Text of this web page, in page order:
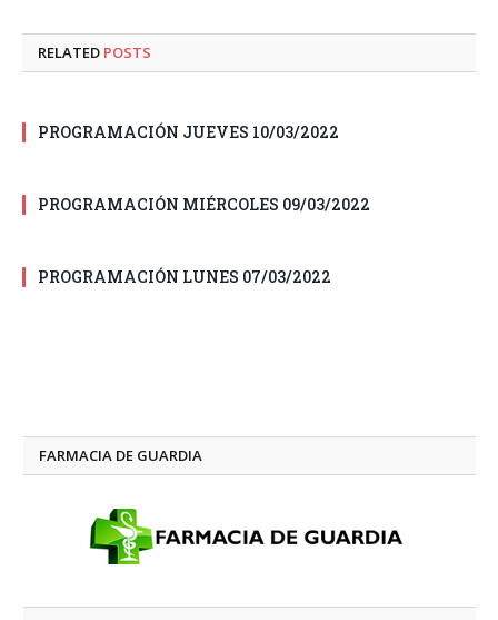
RELATED POSTS
PROGRAMACIÓN JUEVES 10/03/2022
PROGRAMACIÓN MIÉRCOLES 09/03/2022
PROGRAMACIÓN LUNES 07/03/2022
FARMACIA DE GUARDIA